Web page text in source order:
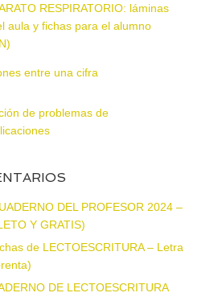
RESPIRATORIO: láminas
aula y fichas para el alumno
entre una cifra
de problemas de
DEL PROFESOR 2024 –
Y GRATIS)
de LECTOESCRITURA – Letra
DE LECTOESCRITURA